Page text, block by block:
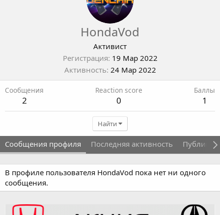
HondaVod
Активист
Регистрация 19 Мар 2022
Активность 24 Мар 2022
Сообщения
2
Reaction score
0
Баллы
1
Найти
Сообщения профиля Последняя активность
В профиле пользователя HondaVod пока нет ни одного
сообщения.